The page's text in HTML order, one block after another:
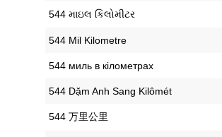
‎544 માઇલ કિલોમીટર
‎544 Mil Kilometre
‎544 миль в кілометрах
‎544 Dặm Anh Sang Kilômét
‎544 万里公里